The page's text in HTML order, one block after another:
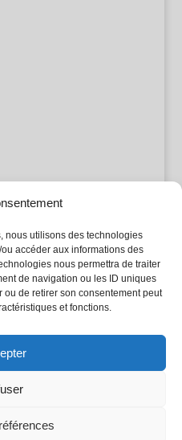
nous utilisons des technologies
accéder aux informations des
nous permettra de traiter
de navigation ou les ID uniques
ou de retirer son consentement peut
et fonctions.